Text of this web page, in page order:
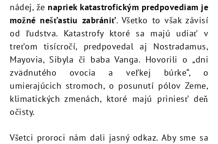
nádej, že napriek katastrofickým predpovediam je
možné nešťastiu zabrániť. Všetko to však závisí
od ľudstva. Katastrofy ktoré sa majú udiať v
treťom tisícročí, predpovedal aj Nostradamus,
Mayovia, Sibyla či baba Vanga. Hovorili o „dni
zvädnutého ovocia a veľkej búrke“, o
umierajúcich stromoch, o posunutí pólov Zeme,
klimatických zmenách, ktoré majú priniesť deň
očisty.
Všetci proroci nám dali jasný odkaz. Aby sme sa